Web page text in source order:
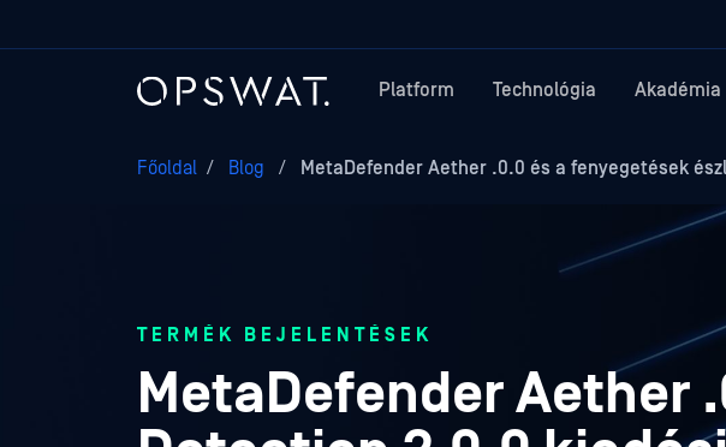
Platform Technológia Akadémia
Főoldal / Blog / MetaDefender Aether .0.0 és a fenyegetések
TERMÉK BEJELENTÉSEK
MetaDefender Aether